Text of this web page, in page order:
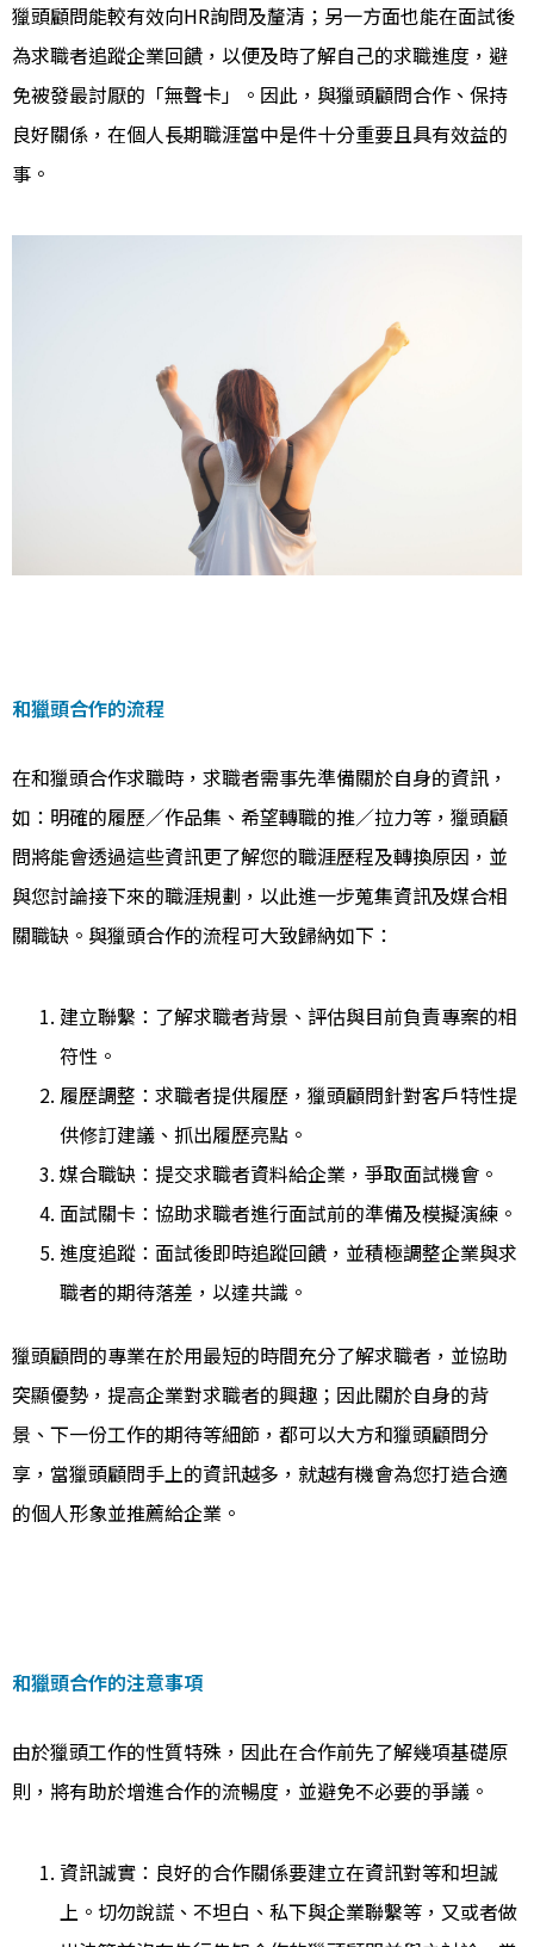
獵頭顧問能較有效向HR詢問及釐清；另一方面也能在面試後
為求職者追蹤企業回饋，以便及時了解自己的求職進度，避
免被發最討厭的「無聲卡」。因此，與獵頭顧問合作、保持
良好關係，在個人長期職涯當中是件十分重要且具有效益的
事。
和獵頭合作的流程
在和獵頭合作求職時，求職者需事先準備關於自身的資訊，
如：明確的履歷／作品集、希望轉職的推／拉力等，獵頭顧
問將能會透過這些資訊更了解您的職涯歷程及轉換原因，並
與您討論接下來的職涯規劃，以此進一步蒐集資訊及媒合相
關職缺。與獵頭合作的流程可大致歸納如下：
建立聯繫：了解求職者背景、評估與目前負責專案的相
符性。
履歷調整：求職者提供履歷，獵頭顧問針對客戶特性提
供修訂建議、抓出履歷亮點。
媒合職缺：提交求職者資料給企業，爭取面試機會。
面試關卡：協助求職者進行面試前的準備及模擬演練。
進度追蹤：面試後即時追蹤回饋，並積極調整企業與求
職者的期待落差，以達共識。
獵頭顧問的專業在於用最短的時間充分了解求職者，並協助
突顯優勢，提高企業對求職者的興趣；因此關於自身的背
景、下一份工作的期待等細節，都可以大方和獵頭顧問分
享，當獵頭顧問手上的資訊越多，就越有機會為您打造合適
的個人形象並推薦給企業。
和獵頭合作的注意事項
由於獵頭工作的性質特殊，因此在合作前先了解幾項基礎原
則，將有助於增進合作的流暢度，並避免不必要的爭議。
資訊誠實：良好的合作關係要建立在資訊對等和坦誠
上。切勿說謊、不坦白、私下與企業聯繫等，又或者做